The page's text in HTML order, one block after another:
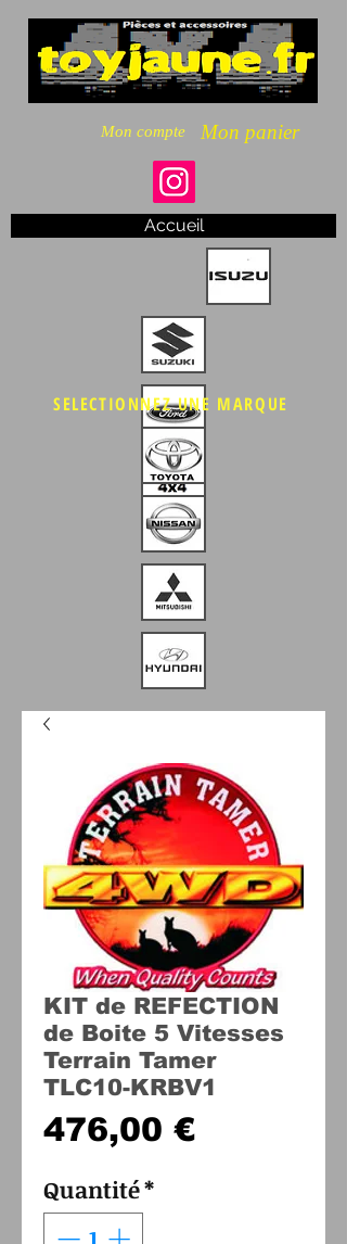
Mon compte Mon panier
Accueil
SELECTIONNEZ UNE MARQUE
KIT de REFECTION
de Boite 5 Vitesses
Terrain Tamer
TLC10-KRBV1
476,00 €Prix
Quantité*